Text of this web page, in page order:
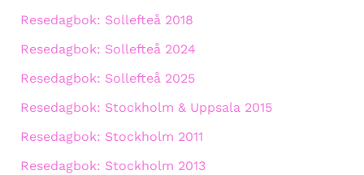
Resedagbok: Sollefteå 2018
Resedagbok: Sollefteå 2024
Resedagbok: Sollefteå 2025
Resedagbok: Stockholm & Uppsala 2015
Resedagbok: Stockholm 2011
Resedagbok: Stockholm 2013